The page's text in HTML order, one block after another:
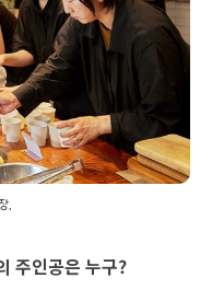
.
주인공은 누구?